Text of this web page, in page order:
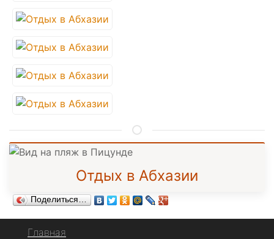
Отдых в Абхазии
Поделиться…
Главная